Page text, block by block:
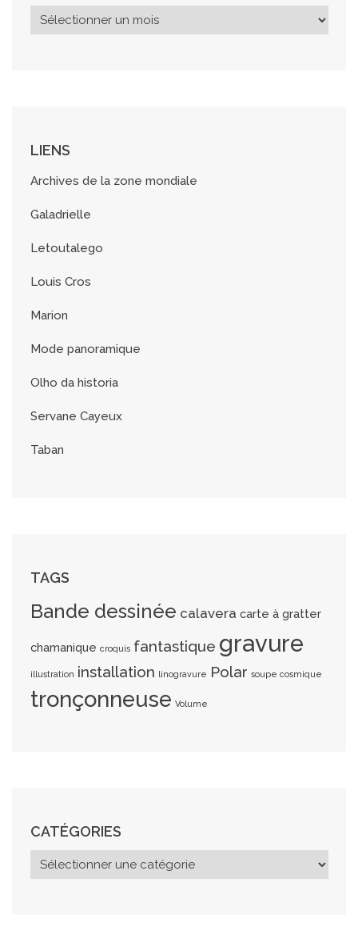
r
LIENS
Archives de la zone mondiale
Galadrielle
Letoutalego
Louis Cros
Marion
Mode panoramique
Olho da historia
Servane Cayeux
Taban
TAGS
Bande dessinée calavera carte à gratter
chamanique croquis fantastique gravure
illustration installation linogravure Polar soupe cosmique
tronçonneuse Volume
CATÉGORIES
a